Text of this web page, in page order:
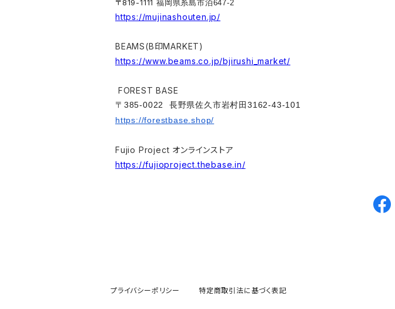
〒819-1111 福岡県糸島市泊647-2
https://mujinashouten.jp/
BEAMS(B印MARKET)
https://www.beams.co.jp/bjirushi_market/
FOREST BASE
〒385-0022 長野県佐久市岩村田3162-43-101
https://forestbase.shop/
Fujio Project オンラインストア
https://fujioproject.thebase.in/
プライバシーポリシー 特定商取引法に基づく表記